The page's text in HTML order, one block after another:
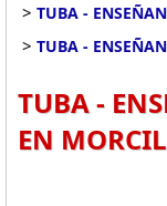
> TUBA -
> TUBA -
TUBA -
EN